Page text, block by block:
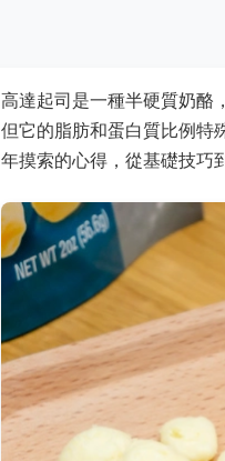
高達起司是一種半硬質奶酪
但它的脂肪和蛋白質比例特
年摸索的心得，從基礎技巧